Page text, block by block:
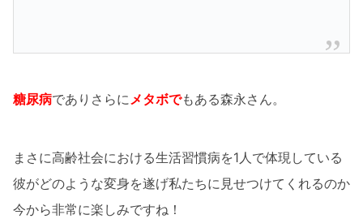
糖尿病でありさらに メタボでもある森永さん。
まさに高齢社会における生活習慣病を1人で体現している
彼がどのような変身を遂げ私たちに見せつけてくれるのか
今から非常に楽しみですね！